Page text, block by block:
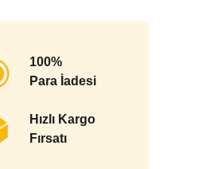
100%
Para İadesi
Hızlı Kargo
Fırsatı